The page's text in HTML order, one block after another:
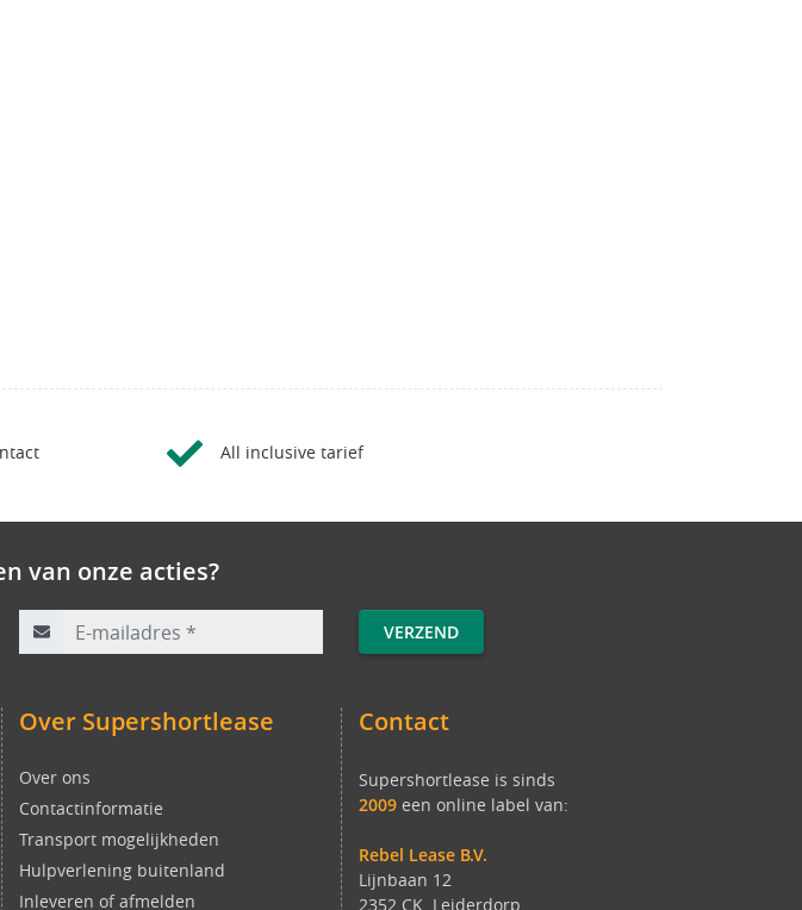
All inclusive tarief
van onze acties?
Over Supershortlease
Over ons
Contactinformatie
Transport mogelijkheden
Hulpverlening buitenland
Inleveren of afmelden
Contact
Supershortlease is sinds
2009 een online label van:
Rebel Lease B.V.
Lijnbaan 12
2352 CK Leiderdorp